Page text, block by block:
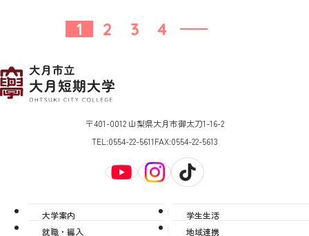
1 2 3 4
〒401-0012 山梨県大月市御太刀1-16-2
TEL:0554-22-5611FAX:0554-22-5613
大学案内
学生生活
就職・編入
地域連携